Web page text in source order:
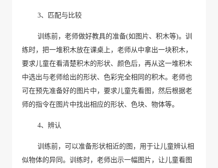
3、匹配与比较
训练前， 老师做好教具的准备(如图片、积木等)。训
练时，把一堆积木放在课桌上， 老师从中拿出一块积木，
要求儿童在看清楚积木的形状、颜色后，再从这一堆积木
中选出与老师给出的形状、色彩完全相同的积木。 老师也
可在预先准备好的图片中，要求儿童先看图，然后根据老
师的指令在图片中找出相应的形状、色块、物体等。
4、辨认
训练前，可以准备形状相近的图，用于让儿童辨认相
似物体的异同。训练时， 老师出示一幅图片，让儿童看图